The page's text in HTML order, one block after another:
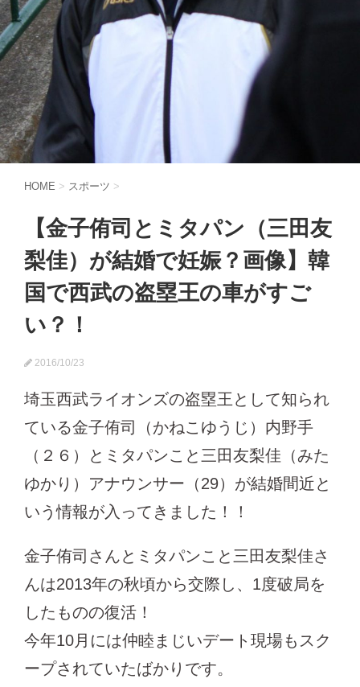
HOME > スポーツ >
【金子侑司とミタパン（三田友
梨佳）が結婚で妊娠？画像】韓
国で西武の盗塁王の車がすご
い？！
2016/10/23
埼玉西武ライオンズの盗塁王として知られ
ている金子侑司（かねこゆうじ）内野手
（２６）とミタパンこと三田友梨佳（みた
ゆかり）アナウンサー（29）が結婚間近と
いう情報が入ってきました！！
金子侑司さんとミタパンこと三田友梨佳さ
んは2013年の秋頃から交際し、1度破局を
したものの復活！
今年10月には仲睦まじいデート現場もスク
ープされていたばかりです。